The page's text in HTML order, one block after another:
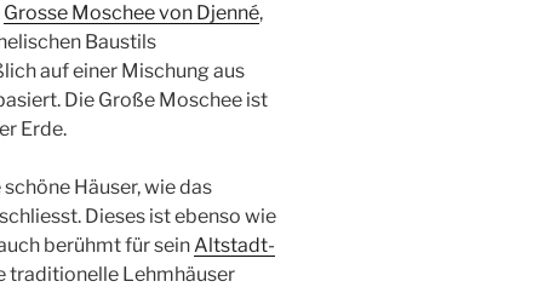
Grosse Moschee von Djenné,
Baustils
auf einer Mischung aus
Die Große Moschee ist
Erde.
Häuser, wie das
Dieses ist ebenso wie
berühmt für seinAltstadt-
traditionelle Lehmhäuser